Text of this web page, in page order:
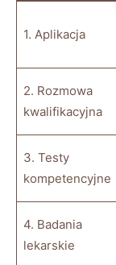
1. Aplikacja
2. Rozmowa
kwalifikacyjna
3. Testy
kompetencyjne
4. Badania
lekarskie